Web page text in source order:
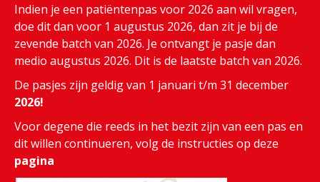
Indien je een patiëntenpas voor 2026 aan wil vragen,
doe dit dan voor 1 augustus 2026, dan zit je bij de
zevende batch van 2026. Je ontvangt je pasje dan
medio augustus 2026. Dit is de laatste batch van 2026.
De pasjes zijn geldig van 1 januari t/m 31 december
2026!
Voor degene die reeds in het bezit zijn van een pas en
dit willen continueren, volg de instructies op deze
pagina